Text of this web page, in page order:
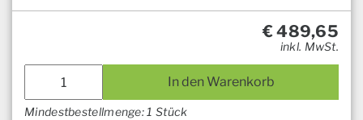
€489,65
inkl. MwSt.
In den Warenkorb
Mindestbestellmenge: 1 Stück